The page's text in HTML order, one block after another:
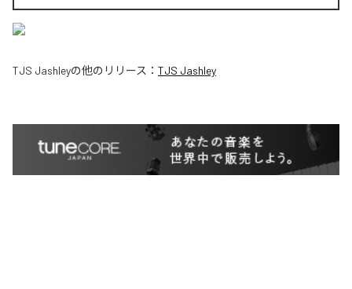
TJS Jashleyの他のリリース： TJS Jashley